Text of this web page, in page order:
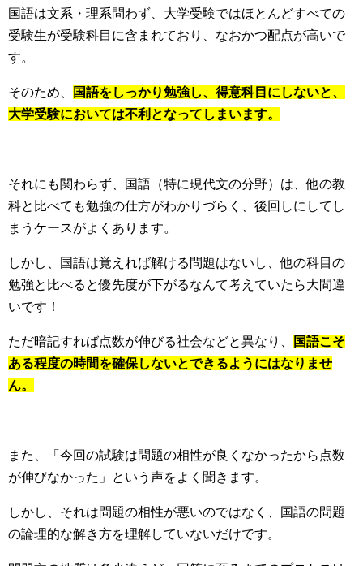
国語は文系・理系問わず、大学受験ではほとんどすべての
受験生が受験科目に含まれており、なおかつ配点が高いで
す。
そのため、
国語をしっかり勉強し、得意科目にしないと、
大学受験においては不利となってしまいます。
それにも関わらず、国語（特に現代文の分野）は、他の教
科と比べても勉強の仕方がわかりづらく、後回しにしてし
まうケースがよくあります。
しかし、国語は覚えれば解ける問題はないし、他の科目の
勉強と比べると優先度が下がるなんて考えていたら大間違
いです！
ただ暗記すれば点数が伸びる社会などと異なり、
国語こそ
ある程度の時間を確保しないとできるようにはなりませ
ん。
また、「今回の試験は問題の相性が良くなかったから点数
が伸びなかった」という声をよく聞きます。
しかし、それは問題の相性が悪いのではなく、国語の問題
の論理的な解き方を理解していないだけです。